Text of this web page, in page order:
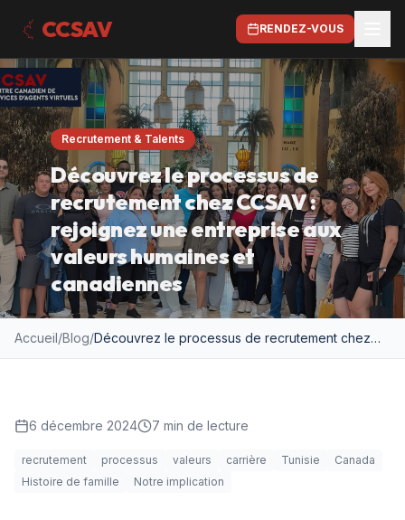
CCSAV RENDEZ-VOUS
Recrutement & Talents
Découvrez le processus de
recrutement chez CCSAV :
rejoignez une entreprise aux
valeurs humaines et
canadiennes
Accueil/Blog/ Découvrez le processus de recrutement chez CCSAV : rejoignez une entreprise aux valeurs humaines et canadiennes
6 décembre 2024 7 min de lecture
recrutement processus valeurs carrière Tunisie
Canada
Histoire de famille
Notre implication